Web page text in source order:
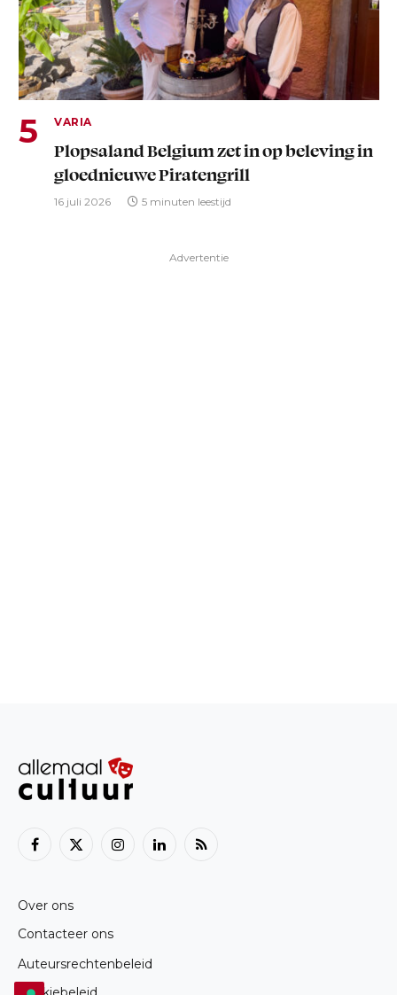
VARIA
Plopsaland Belgium zet in op beleving in
gloednieuwe Piratengrill
16 juli 2026 5 minuten leestijd
Advertentie
Facebook
X
InstagramLinkedInRSS
Over ons
Contacteer ons
Auteursrechtenbeleid